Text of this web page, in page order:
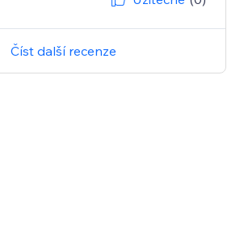
Číst další recenze